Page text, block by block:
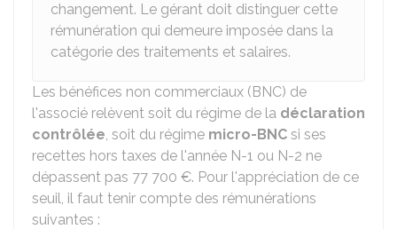
changement. Le gérant doit distinguer cette
rémunération qui demeure imposée dans la
catégorie des traitements et salaires.
Les bénéfices non commerciaux (BNC) de
l'associé relèvent soit du régime de la déclaration
contrôlée, soit du régime micro-BNC si ses
recettes hors taxes de l'année N-1 ou N-2 ne
dépassent pas 77 700 €. Pour l'appréciation de ce
seuil, il faut tenir compte des rémunérations
suivantes :